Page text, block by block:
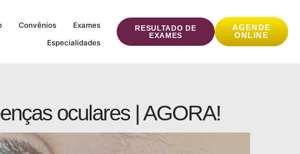
Convênios
Exames
Especialidades
AGENDE
ONLINE
RESULTADO DE
EXAMES
oculares | AGORA!